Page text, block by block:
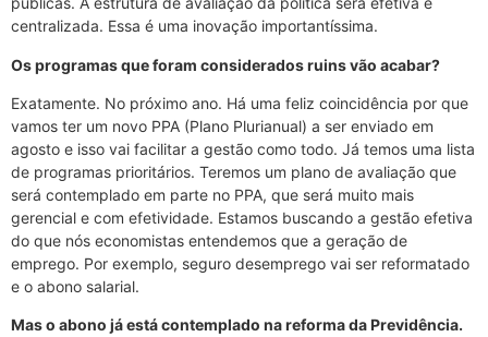
centralizada. Essa é uma inovação importantíssima.
Os programas que foram considerados ruins vão acabar?
Exatamente. No próximo ano. Há uma feliz coincidência por que
vamos ter um novo PPA (Plano Plurianual) a ser enviado em
agosto e isso vai facilitar a gestão como todo. Já temos uma lista
de programas prioritários. Teremos um plano de avaliação que
será contemplado em parte no PPA, que será muito mais
gerencial e com efetividade. Estamos buscando a gestão efetiva
do que nós economistas entendemos que a geração de
emprego. Por exemplo, seguro desemprego vai ser reformatado
e o abono salarial.
Mas o abono já está contemplado na reforma da Previdência.